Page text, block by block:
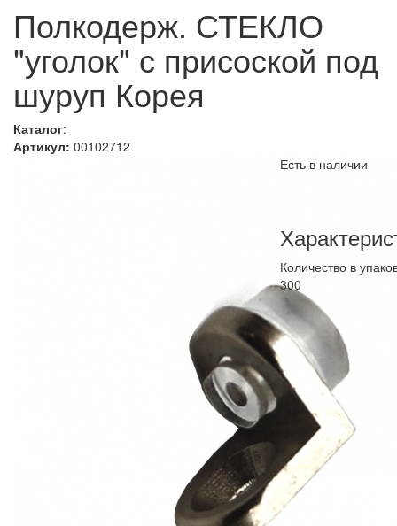
Полкодерж. СТЕКЛО
"уголок" с присоской под
шуруп Корея
Каталог:
Артикул: 00102712
Есть в наличии
Количество в
300